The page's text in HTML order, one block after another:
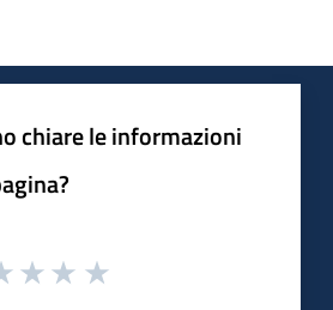
chiare le informazioni